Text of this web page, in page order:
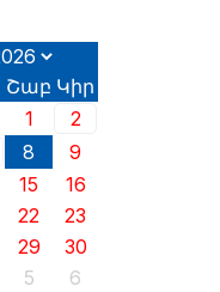
Շաբ Կիր
1
2
8
9
15
16
22
23
29
30
5 6